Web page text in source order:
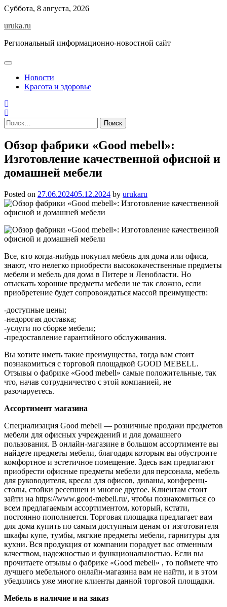
Skip
content
Суббота, 8 августа, 2026
uruka.ru
Региональный информационно-новостной сайт
Новости
Красота и здоровье
Найти:
Обзор фабрики «Good mebell»:
Изготовление качественной офисной и
домашней мебели
Posted on 27.06.202405.12.2024 by urukaru
Все, кто когда-нибудь покупал мебель для дома или офиса,
знают, что нелегко приобрести высококачественные предметы
мебели и мебель для дома в Питере и Ленобласти. Но
отыскать хорошие предметы мебели не так сложно, если
приобретение будет сопровождаться массой преимуществ:
-доступные цены;
-недорогая доставка;
-услуги по сборке мебели;
-предоставление гарантийного обслуживания.
Вы хотите иметь такие преимущества, тогда вам стоит
познакомиться с торговой площадкой GOOD MEBELL.
Отзывы о фабрике «Good mebell» самые положительные, так
что, начав сотрудничество с этой компанией, не
разочаруетесь.
Ассортимент магазина
Специализация Good mebell — розничные продажи предметов
мебели для офисных учреждений и для домашнего
пользования. В онлайн-магазине в большом ассортименте вы
найдете предметы мебели, благодаря которым вы обустроите
комфортное и эстетичное помещение. Здесь вам предлагают
приобрести офисные предметы мебели для персонала, мебель
для руководителя, кресла для офисов, диваны, конференц-
столы, стойки ресепшен и многое другое. Клиентам стоит
зайти на https://www.good-mebell.ru/, чтобы познакомиться со
всем предлагаемым ассортиментом, который, кстати,
постоянно пополняется. Торговая площадка предлагает вам
для дома купить по самым доступным ценам от изготовителя
шкафы купе, тумбы, мягкие предметы мебели, гарнитуры для
кухни. Вся продукция от компании порадует вас отменным
качеством, надежностью и функциональностью. Если вы
прочитаете отзывы о фабрике «Good mebell» , то поймете что
лучшего мебельного онлайн-магазина вам не найти, и в этом
убедились уже многие клиенты данной торговой площадки.
Мебель в наличие и на заказ